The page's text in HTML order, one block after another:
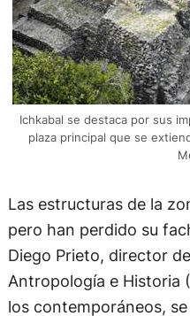
Ichkabal se destaca por sus
plaza principal que se
Las estructuras de la
pero han perdido su
Diego Prieto, director
Antropología e Historia
los contemporáneos,